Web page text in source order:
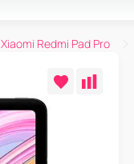
Xiaomi Redmi Pad Pro